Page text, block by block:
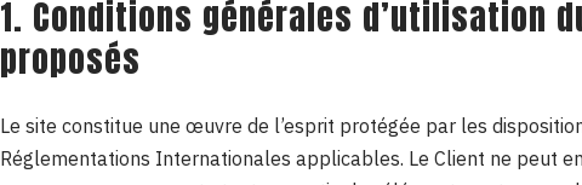
1. Conditions générales d’utilisation
proposés
Le site constitue une œuvre de l’esprit protégée par les
Réglementations Internationales applicables. Le Client ne peut